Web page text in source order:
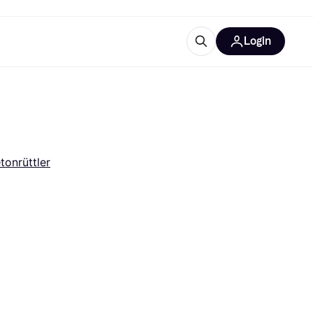
Login